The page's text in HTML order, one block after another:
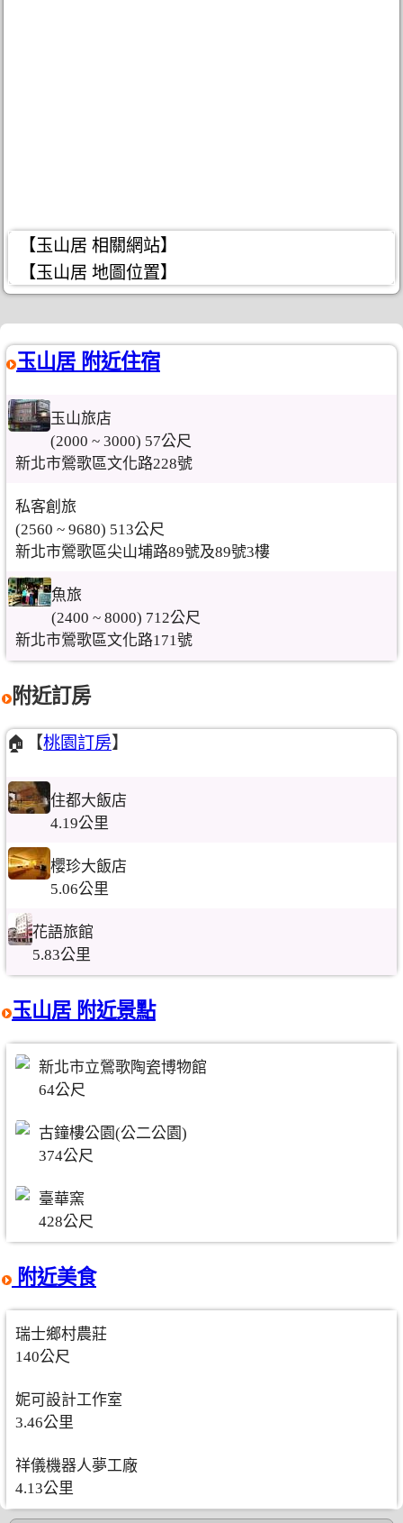
【玉山居 相關網站】
【玉山居 地圖位置】
玉山居 附近住宿
玉山旅店
(2000 ~ 3000) 57公尺
新北市鶯歌區文化路228號
私客創旅
(2560 ~ 9680) 513公尺
新北市鶯歌區尖山埔路89號及89號3樓
魚旅
(2400 ~ 8000) 712公尺
新北市鶯歌區文化路171號
附近訂房
🏠【桃園訂房】
住都大飯店
4.19公里
櫻珍大飯店
5.06公里
花語旅館
5.83公里
玉山居 附近景點
新北市立鶯歌陶瓷博物館
64公尺
古鐘樓公園(公二公園)
374公尺
臺華窯
428公尺
附近美食
瑞士鄉村農莊
140公尺
妮可設計工作室
3.46公里
祥儀機器人夢工廠
4.13公里